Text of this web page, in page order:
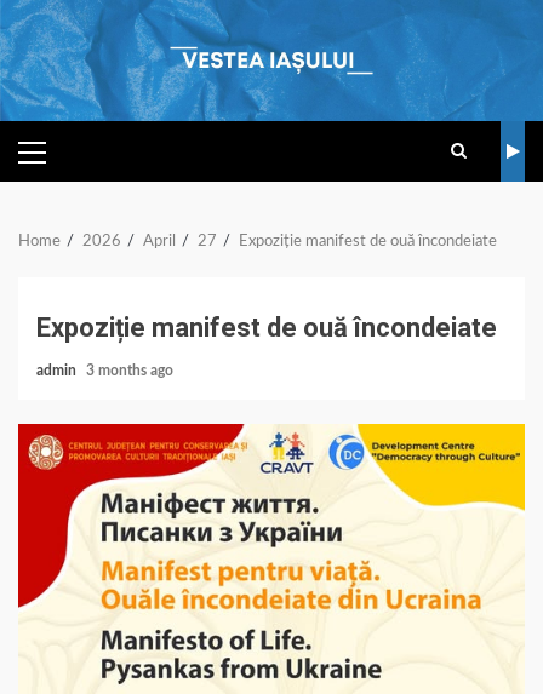
Skip
to
content
PRIMARY
MENU
Home 2026 April 27 Expoziție manifest de ouă încondeiate
Expoziție manifest de ouă încondeiate
admin 3 months ago